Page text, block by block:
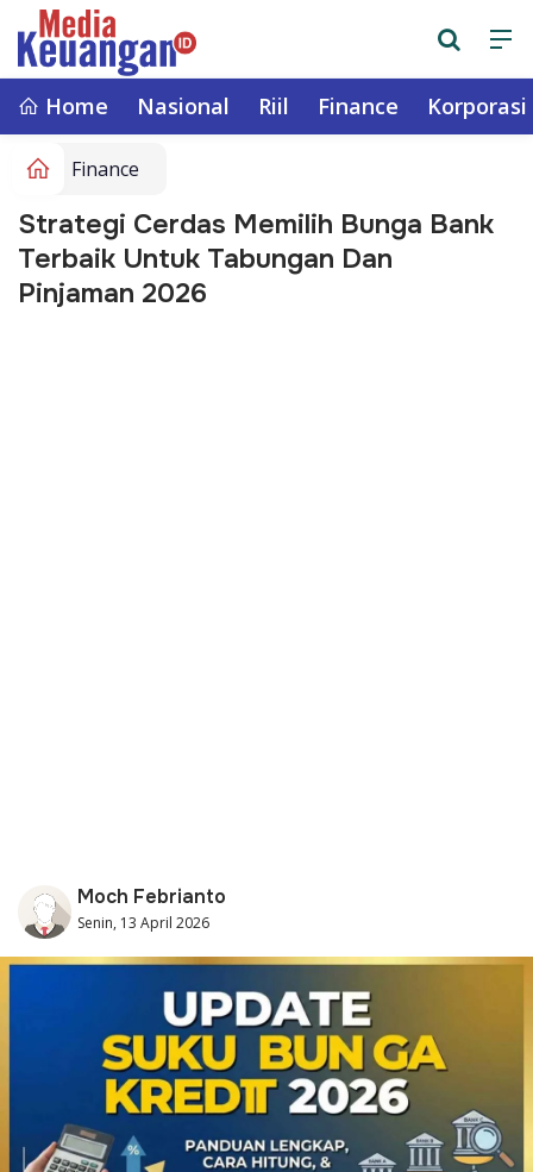
Home Nasional Riil Finance Korporasi
Finance
Strategi Cerdas Memilih Bunga Bank
Terbaik Untuk Tabungan Dan
Pinjaman 2026
Moch Febrianto
Senin, 13 April 2026